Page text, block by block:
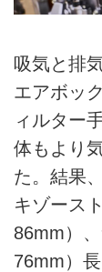
吸気と排
エアボッ
ィルター
体もより
た。結果
キゾース
86mm）
76mm）